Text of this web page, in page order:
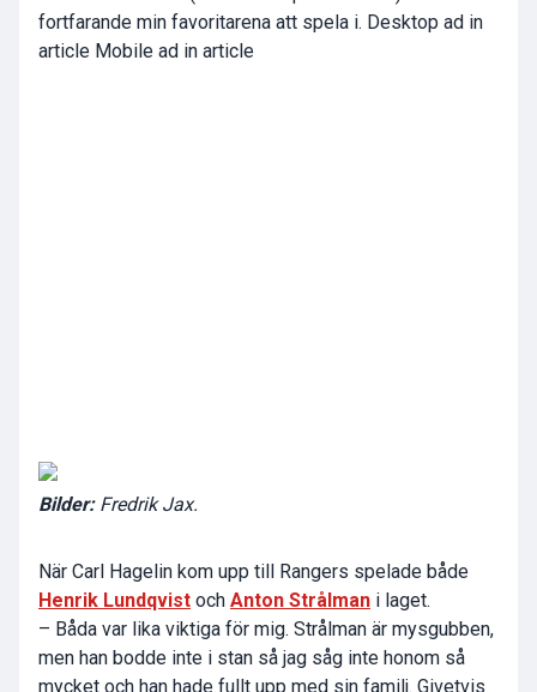
fortfarande min favoritarena att spela i. Desktop ad in
article Mobile ad in article
Bilder: Fredrik Jax.
När Carl Hagelin kom upp till Rangers spelade både
Henrik Lundqvist och Anton Strålman i laget.
– Båda var lika viktiga för mig. Strålman är mysgubben,
men han bodde inte i stan så jag såg inte honom så
mycket och han hade fullt upp med sin familj. Givetvis